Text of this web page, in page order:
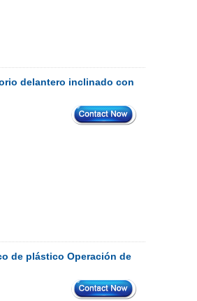
delantero inclinado con
de plástico Operación de